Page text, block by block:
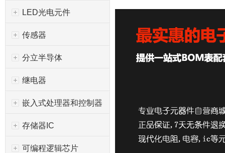
LED光电元件
传感器
分立半导体
继电器
嵌入式处理器和控制器
存储器IC
可编程逻辑芯片